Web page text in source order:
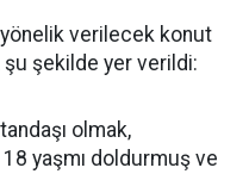
verilecek konut
şekilde yer verildi:
olmak,
yaşmı doldurmuş ve